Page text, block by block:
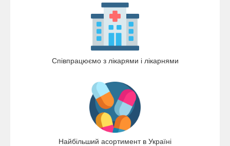
Співпрацюємо з лікарями і лікарнями
Найбільший асортимент в Україні